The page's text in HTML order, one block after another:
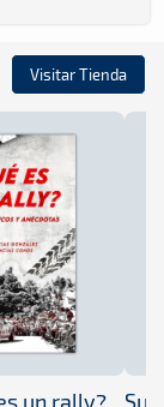
Visitar Tienda
un rally?